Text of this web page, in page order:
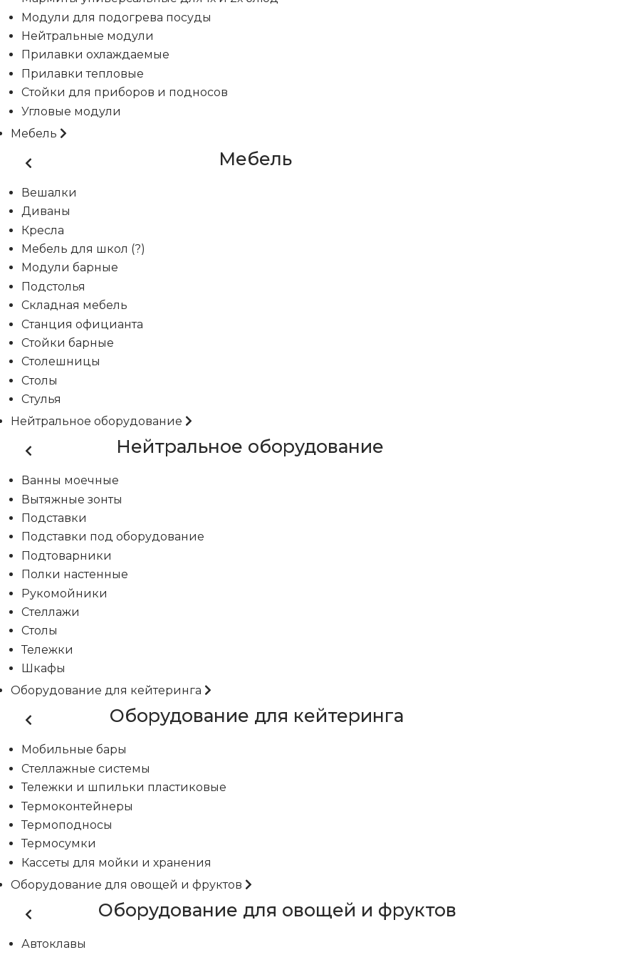
Модули для подогрева посуды
Нейтральные модули
Прилавки охлаждаемые
Прилавки тепловые
Стойки для приборов и подносов
Угловые модули
Мебель
Мебель
Вешалки
Диваны
Кресла
Мебель для школ (?)
Модули барные
Подстолья
Складная мебель
Станция официанта
Стойки барные
Столешницы
Столы
Стулья
Нейтральное оборудование
Нейтральное оборудование
Ванны моечные
Вытяжные зонты
Подставки
Подставки под оборудование
Подтоварники
Полки настенные
Рукомойники
Стеллажи
Столы
Тележки
Шкафы
Оборудование для кейтеринга
Оборудование для кейтеринга
Мобильные бары
Стеллажные системы
Тележки и шпильки пластиковые
Термоконтейнеры
Термоподносы
Термосумки
Кассеты для мойки и хранения
Оборудование для овощей и фруктов
Оборудование для овощей и фруктов
Автоклавы